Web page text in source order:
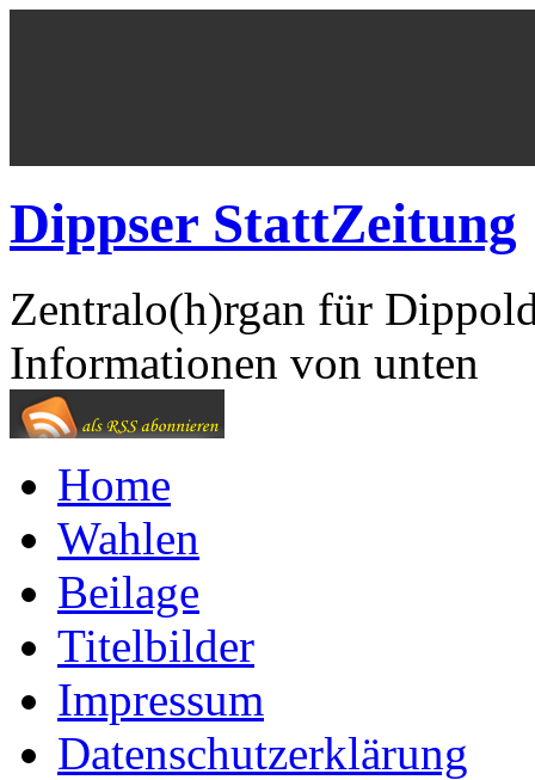
Dippser StattZeitung
Zentralo(h)rgan für
Informationen von unten
Home
Wahlen
Beilage
Titelbilder
Impressum
Datenschutzerklärung